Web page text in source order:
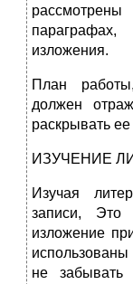
изложения.
План
должен
раскрывать
ИЗУЧЕНИЕ
Изучая
записи, Это
изложение
не забывать